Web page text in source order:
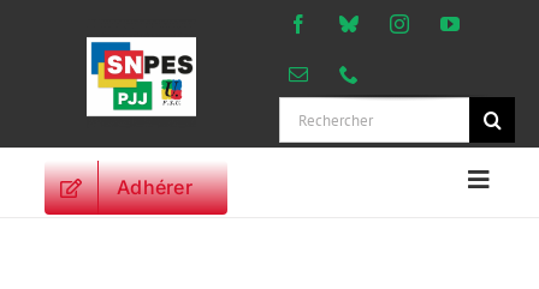
Rechercher:
Adhérer